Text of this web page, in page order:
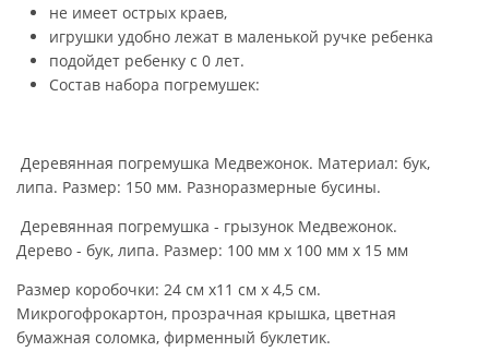
не имеет острых краев,
игрушки удобно лежат в маленькой ручке ребенка
подойдет ребенку с 0 лет.
Состав набора погремушек:
Деревянная погремушка Медвежонок. Материал: бук,
липа. Размер: 150 мм. Разноразмерные бусины.
Деревянная погремушка - грызунок Медвежонок.
Дерево - бук, липа. Размер: 100 мм х 100 мм х 15 мм
Размер коробочки: 24 см х11 см х 4,5 см.
Микрогофрокартон, прозрачная крышка, цветная
бумажная соломка, фирменный буклетик.